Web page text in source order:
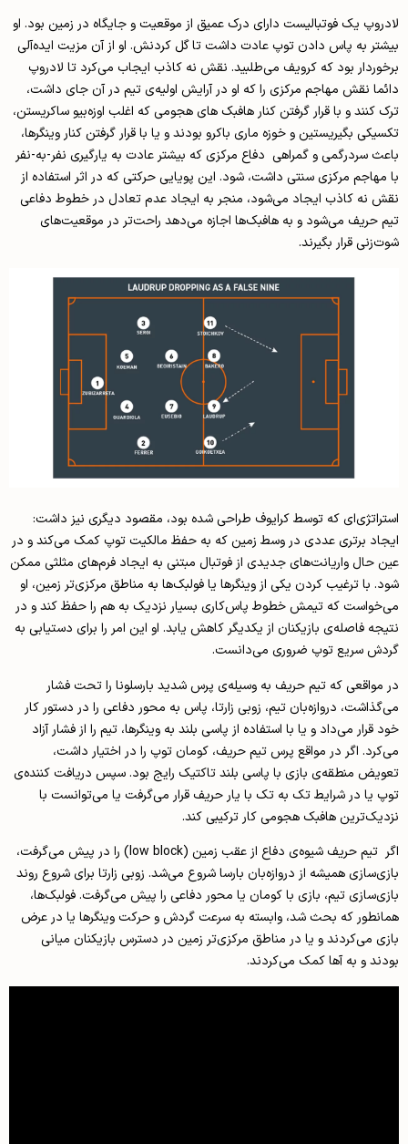
لادروپ یک فوتبالیست دارای درک عمیق از موقعیت و جایگاه در زمین بود. او
بیشتر به پاس دادن توپ عادت داشت تا گل کردنش. او از آن مزیت ایده‌آلی
برخوردار بود که کرویف می‌طلبید. نقش نه کاذب ایجاب می‌کرد تا لادروپ
دائما نقش مهاجم مرکزی را که او در آرایش اولیه‌ی تیم در آن جای داشت،
ترک کنند و با قرار گرفتن کنار هافبک های هجومی که اغلب اوزه‌بیو ساکریستن،
تکسیکی بگیریستین و خوزه ماری باکرو بودند و یا با قرار گرفتن کنار وینگرها،
باعث سردرگمی و گمراهی دفاع مرکزی که بیشتر عادت به یارگیری نفر-به-نفر
با مهاجم مرکزی‌ سنتی داشت، شود. این پویایی حرکتی‌ که در اثر استفاده از
نقش نه کاذب ایجاد می‌شود، منجر به ایجاد عدم تعادل در خطوط دفاعی
تیم‌ حریف می‌شود و به هافبک‌ها اجازه‌ می‌دهد راحت‌تر در موقعیت‌های
شوت‌زنی قرار بگیرند.
استراتژی‌ای که توسط کرایوف طراحی شده بود، مقصود دیگری نیز داشت:
ایجاد برتری عددی در وسط زمین که به حفظ مالکیت توپ کمک می‌کند و در
عین حال واریانت‌های جدیدی از فوتبال مبتنی به ایجاد فرم‌های مثلثی ممکن
شود. با ترغیب کردن یکی از وینگرها یا فولبک‌ها به مناطق مرکزی‌تر زمین، او
می‌خواست که تیمش خطوط پاس‌کاری بسیار نزدیک به هم را حفظ کند و در
نتیجه فاصله‌ی بازیکنان از یکدیگر کاهش یابد. او این امر را برای دستیابی به
گردش سریع توپ ضروری می‌دانست.
در مواقعی که تیم حریف به وسیله‌ی پرس شدید بارسلونا را تحت فشار
می‌گذاشت، دروازه‌بان تیم، زوبی زارتا، پاس به محور دفاعی را در دستور کار
خود قرار می‌داد و یا با استفاده از پاسی بلند به وینگرها، تیم را از فشار آزاد
می‌کرد. اگر در مواقع پرس تیم حریف، کومان توپ را در اختیار داشت،
تعویض منطقه‌ی بازی با پاسی بلند تاکتیک رایج بود. سپس دریافت کننده‌ی
توپ یا در شرایط تک به تک با یار حریف قرار می‌گرفت یا می‌توانست با
نزدیک‌ترین هافبک هجومی کار ترکیبی کند.
اگر تیم حریف شیوه‌ی دفاع از عقب زمین (low block) را در پیش می‌گرفت،
بازی‌سازی همیشه از دروازه‌بان بارسا شروع می‌شد‌. زوبی زارتا برای شروع روند
بازی‌سازی تیم، بازی با کومان یا محور دفاعی را پیش می‌گرفت. فولبک‌ها،
همانطور که بحث شد، وابسته به سرعت گردش و حرکت وینگرها یا در عرض
بازی ‌می‌کردند و یا در مناطق مرکزی‌تر زمین در دسترس بازیکنان میانی
بودند و به آها کمک می‌کردند.